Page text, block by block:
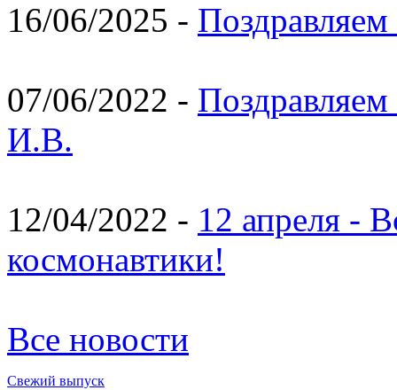
16/06/2025 -
07/06/2022 -
И.В.
12/04/2022 - 12 апреля -
космонавтики!
Все новости
Свежий выпуск